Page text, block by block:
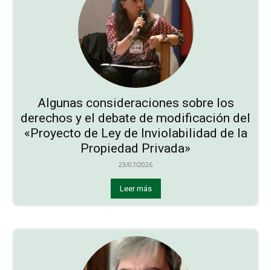
Algunas consideraciones sobre los
derechos y el debate de modificación del
«Proyecto de Ley de Inviolabilidad de la
Propiedad Privada»
23/07/2026
Leer más